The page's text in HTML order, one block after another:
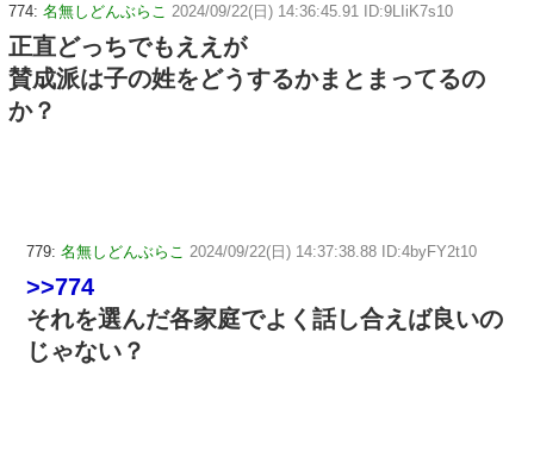
774: 名無しどんぶらこ 2024/09/22(日) 14:36:45.91 ID:9LIiK7s10
正直どっちでもええが
賛成派は子の姓をどうするかまとまってるの
か？
779: 名無しどんぶらこ 2024/09/22(日) 14:37:38.88 ID:4byFY2t10
>>774
それを選んだ各家庭でよく話し合えば良いの
じゃない？